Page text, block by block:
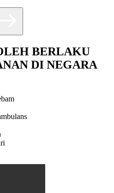
BERLAKU
DI NEGARA